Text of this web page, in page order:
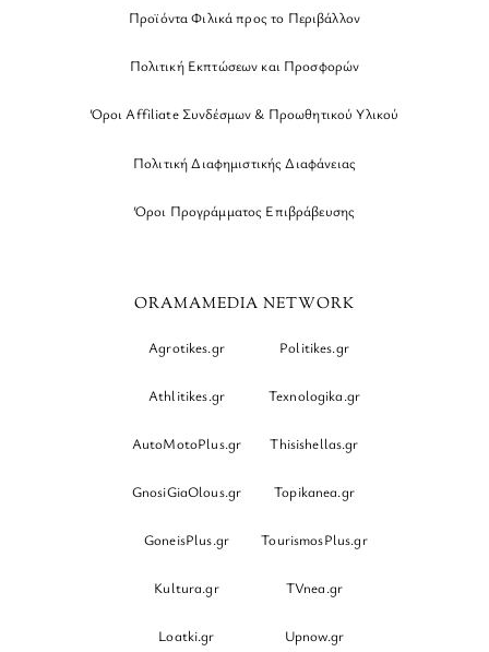
Προϊόντα Φιλικά προς το Περιβάλλον
Πολιτική Εκπτώσεων και Προσφορών
Όροι Affiliate Συνδέσμων & Προωθητικού Υλικού
Πολιτική Διαφημιστικής Διαφάνειας
Όροι Προγράμματος Επιβράβευσης
ORAMAMEDIA NETWORK
Agrotikes.gr Politikes.gr
Athlitikes.gr Texnologika.gr
AutoMotoPlus.gr Thisishellas.gr
GnosiGiaOlous.gr Topikanea.gr
GoneisPlus.gr TourismosPlus.gr
Kultura.gr TVnea.gr
Loatki.gr Upnow.gr